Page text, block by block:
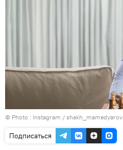
© Photo : Instagram / shakh_mamedyarov
Подписаться